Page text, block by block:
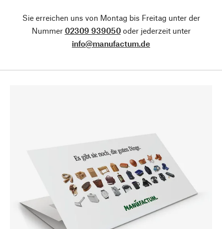
Sie erreichen uns von Montag bis Freitag unter der
Nummer 02309 939050oder jederzeit unter
info@manufactum.de